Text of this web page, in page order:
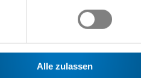
Alle zulassen
CONTHEY SA